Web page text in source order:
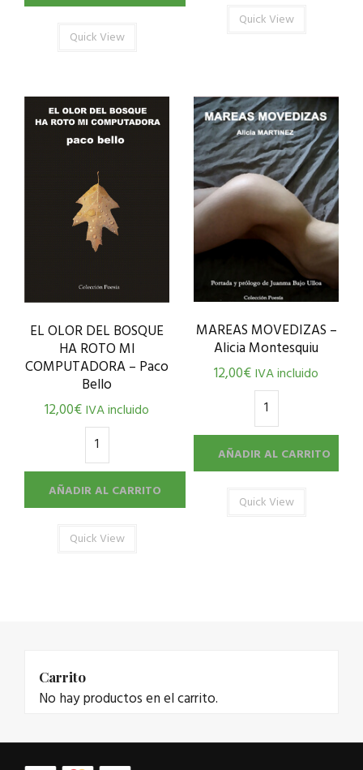
Quick View
Quick View
EL OLOR DEL BOSQUE
HA ROTO MI
COMPUTADORA – Paco
Bello
12,00€IVA incluido
AÑADIR AL CARRITO
Quick View
MAREAS MOVEDIZAS –
Alicia Montesquiu
12,00€IVA incluido
AÑADIR AL CARRITO
Quick View
Carrito
No hay productos en el carrito.